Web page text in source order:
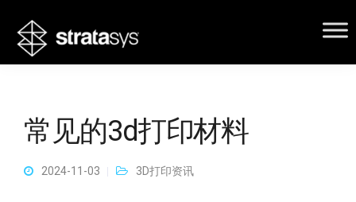
常见的3d打印材料
2024-11-03 3D打印资讯